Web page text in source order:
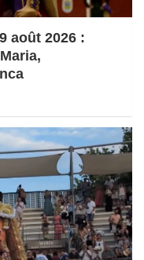
août 2026 :